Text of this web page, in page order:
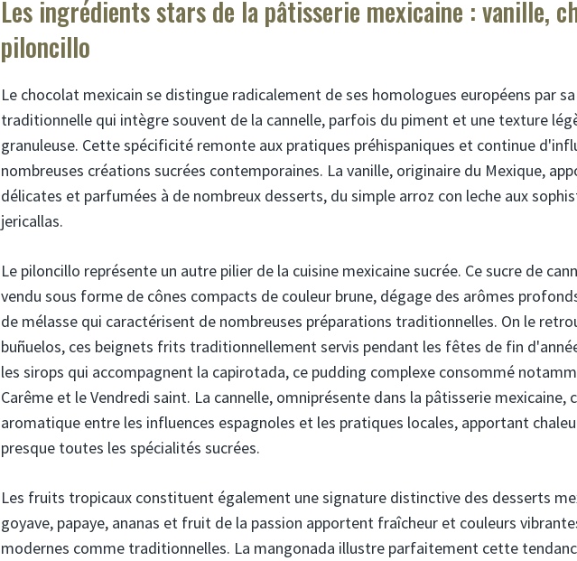
Les ingrédients stars de la pâtisserie mexicaine : vanille,
piloncillo
Le chocolat mexicain se distingue radicalement de ses homologues européens par
traditionnelle qui intègre souvent de la cannelle, parfois du piment et une texture
granuleuse. Cette spécificité remonte aux pratiques préhispaniques et continue
nombreuses créations sucrées contemporaines. La vanille, originaire du Mexique,
délicates et parfumées à de nombreux desserts, du simple arroz con leche aux
jericallas.
Le piloncillo représente un autre pilier de la cuisine mexicaine sucrée. Ce sucre de
vendu sous forme de cônes compacts de couleur brune, dégage des arômes
de mélasse qui caractérisent de nombreuses préparations traditionnelles. On le
buñuelos, ces beignets frits traditionnellement servis pendant les fêtes de fin
les sirops qui accompagnent la capirotada, ce pudding complexe consommé
Carême et le Vendredi saint. La cannelle, omniprésente dans la pâtisserie mexicaine,
aromatique entre les influences espagnoles et les pratiques locales, apportant
presque toutes les spécialités sucrées.
Les fruits tropicaux constituent également une signature distinctive des desserts
goyave, papaye, ananas et fruit de la passion apportent fraîcheur et couleurs
modernes comme traditionnelles. La mangonada illustre parfaitement cette